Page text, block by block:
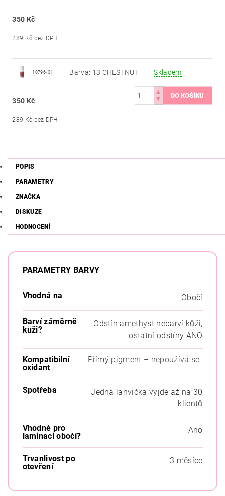
350 Kč
289 Kč bez DPH
10796/CH Barva: 13 CHESTNUT Skladem
350 Kč
289 Kč bez DPH
POPIS
PARAMETRY
ZNAČKA
DISKUZE
HODNOCENÍ
PARAMETRY BARVY
Vhodná na Obočí
Barví záměrně
kůži?
Odstín amethyst nebarví kůži,
ostatní odstíny ANO
Kompatibilní
oxidant
Přímý pigment – nepoužívá se
Spotřeba
Jedna lahvička vyjde až na 30
klientů
Vhodné pro
laminaci obočí?
Ano
Trvanlivost po
otevření
3 měsíce